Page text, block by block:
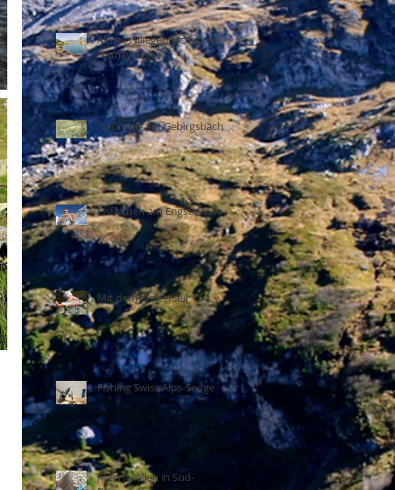
Alpines Fliegenfischen auf
Namaycush
Traumtag am Gebirgsbach
Eisfischen am Engstlensee
Mit dem Kletterseil
Fishing Swiss Alps-Sedge
Meerforellen in Süd-